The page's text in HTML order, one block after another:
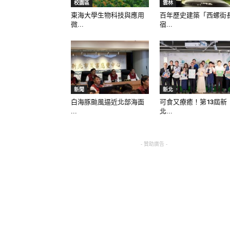
校園區
東海大學生物科技與應用
微...
雲林
百年歷史建築「西螺街
宿...
新聞
白海豚颱風逼近北部海面
...
新北
可食又療癒！第13屆新
北...
- 贊助廣告 -